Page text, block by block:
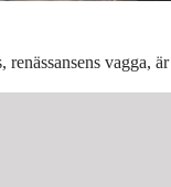
vagga, är